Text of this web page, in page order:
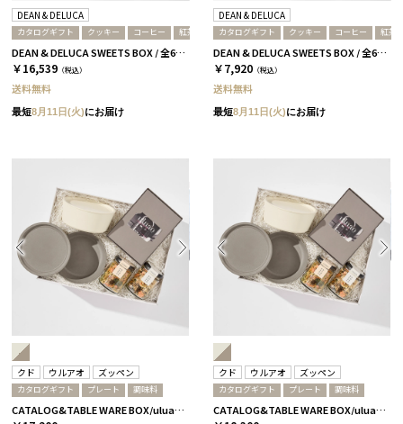
DEAN & DELUCA
カタログギフト クッキー コーヒー 紅茶
DEAN & DELUCA SWEETS BOX / 全6種［ディーン&デルーカ］ コーヒー / プラチナ
￥16,539 （税込）
送料無料
最短8月11日(火)にお届け
DEAN & DELUCA
カタログギフト クッキー コーヒー 紅茶
DEAN & DELUCA SWEETS BOX / 全6種［ディーン&デルーカ］ 紅茶 / チャコール
￥7,920 （税込）
送料無料
最短8月11日(火)にお届け
クド ウルアオ ズッペン
カタログギフト プレート 調味料
CATALOG&TABLE WARE BOX/uluao/9°/白無垢&茶大色/全5種 バジーリア
クド ウルアオ ズッペン
カタログギフト プレート 調味料
CATALOG&TABLE WARE BOX/uluao/9°/白無垢&茶大色/全5種 イヴェット